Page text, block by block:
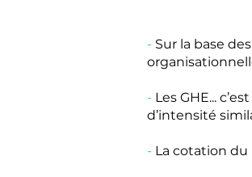
- Sur la base
- Les GHE...
d’intensité
- La cotation